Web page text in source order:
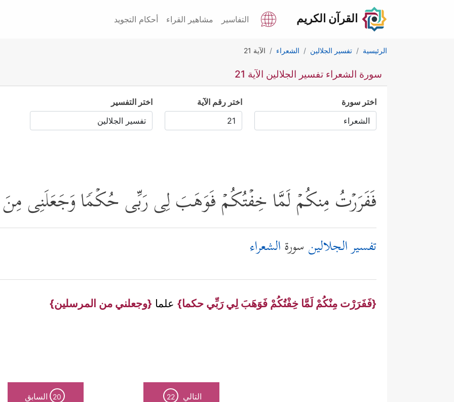
القرآن الكريم التفاسير مشاهير القراء أحكام التجويد
الرئيسية تفسير الجلالين الشعراء الآية 21
سورة الشعراء تفسير الجلالين الآية 21
اختر سورة اختر رقم الآية اختر التفسير
فَفَرَرۡتُ مِنكُمۡ لَمَّا خِفۡتُكُمۡ فَوَهَبَ لِی رَبِّی حُكۡمࣰا وَجَعَلَنِی مِنَ
تفسير الجلالين سورةالشعراء
{فَفَرَرْت مِنْكُمْ لَمَّا خِفْتُكُمْ فَوَهَبَ لِي رَبِّي حكما} علما {وجعلني من المرسلين}
التالي 22
20 السابق